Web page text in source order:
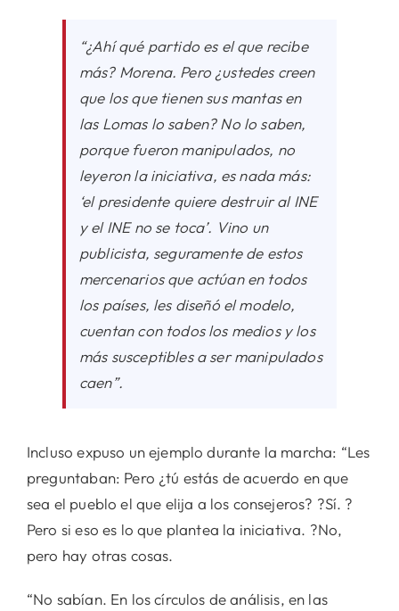
“¿Ahí qué partido es el que recibe
más? Morena. Pero ¿ustedes creen
que los que tienen sus mantas en
las Lomas lo saben? No lo saben,
porque fueron manipulados, no
leyeron la iniciativa, es nada más:
‘el presidente quiere destruir al INE
y el INE no se toca’. Vino un
publicista, seguramente de estos
mercenarios que actúan en todos
los países, les diseñó el modelo,
cuentan con todos los medios y los
más susceptibles a ser manipulados
caen”.
Incluso expuso un ejemplo durante la marcha: “Les
preguntaban: Pero ¿tú estás de acuerdo en que
sea el pueblo el que elija a los consejeros? ?Sí. ?
Pero si eso es lo que plantea la iniciativa. ?No,
pero hay otras cosas.
“No sabían. En los círculos de análisis, en las